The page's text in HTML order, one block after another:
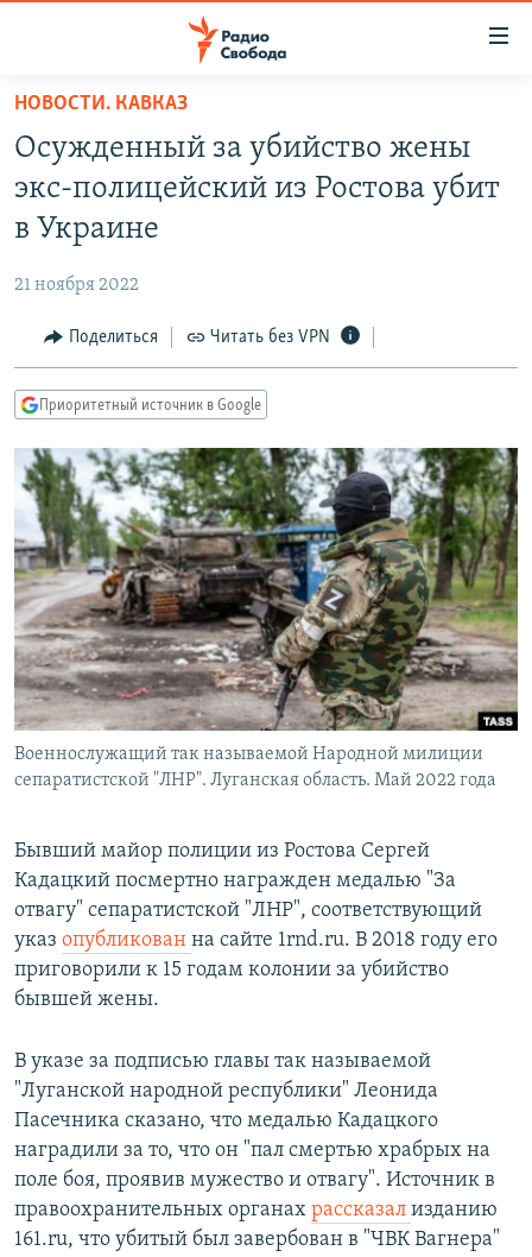
упрощенного
доступа
основному
Вернутся
Вернутся
поиску
ПОДКАСТЫ
АВТОРСКИЕ ПРОЕКТЫ
МНЕНИЯ
КУЛЬТУРА
КАВКАЗ.РЕАЛИИ
СЕВЕР.РЕАЛИИ
СИБИРЬ.РЕАЛИИ
РАСПИСАНИЕ ВЕЩАНИЯ
ПОДПИШИТЕСЬ НА РАССЫЛКУ
СОЦИАЛЬНЫЕ СЕТИ
НОВОСТИ. КАВКАЗ
Осужденный за убийство жены
экс-полицейский из Ростова убит
в Украине
21 ноября 2022
Поделиться Читать без VPN
Приоритетный источник в Google
Военнослужащий так называемой Народной милиции
сепаратистской "ЛНР". Луганская область. Май 2022 года
Бывший майор полиции из Ростова Сергей
Кадацкий посмертно награжден медалью "За
отвагу" сепаратистской "ЛНР", соответствующий
указ опубликован на сайте 1rnd.ru. В 2018 году его
приговорили к 15 годам колонии за убийство
бывшей жены.
В указе за подписью главы так называемой
"Луганской народной республики" Леонида
Пасечника сказано, что медалью Кадацкого
наградили за то, что он "пал смертью храбрых на
поле боя, проявив мужество и отвагу". Источник в
правоохранительных органах рассказал изданию
161.ru, что убитый был завербован в "ЧВК Вагнера"